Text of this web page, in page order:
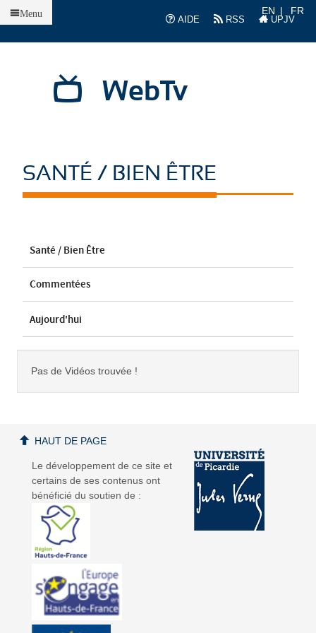
AIDE
RSS UPJV
EN FR
WebTv
Menu
SANTÉ / BIEN ÊTRE
Santé / Bien Être
Commentées
Aujourd'hui
Pas de Vidéos trouvée !
Le développement de ce site et
certains de ses contenus ont
bénéficié du soutien de :
HAUT DE PAGE